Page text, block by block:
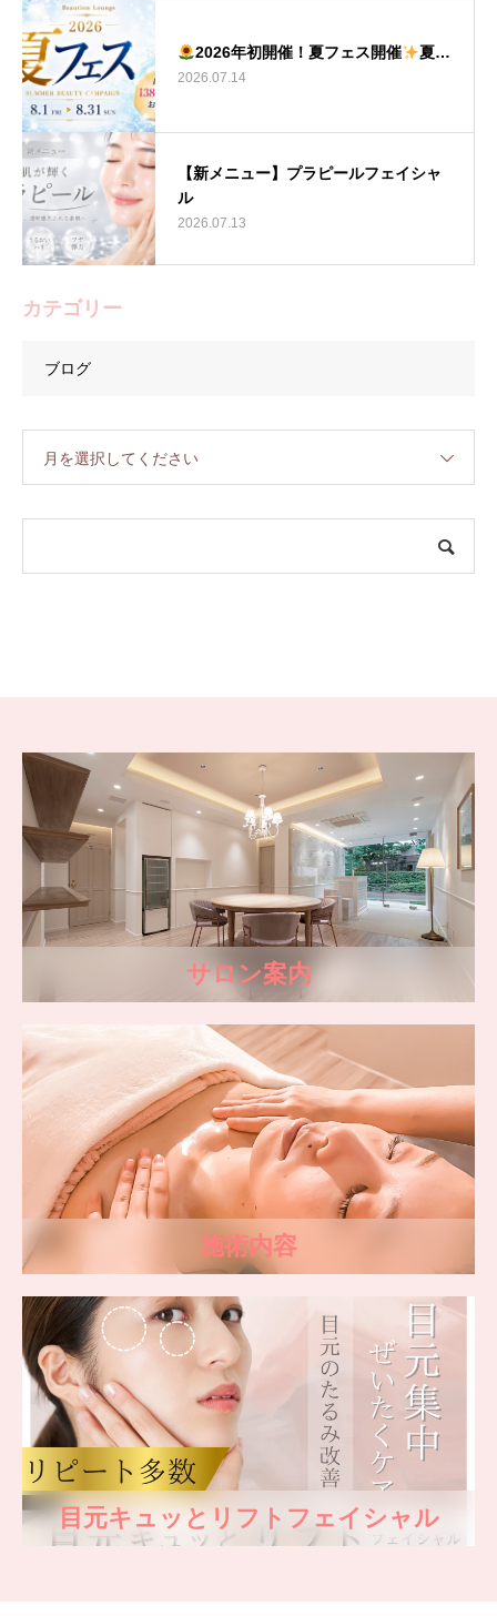
2026年初開催！夏フェス開催 夏…
2026.07.14
【新メニュー】プラピールフェイシャ
ル
2026.07.13
カテゴリー
ブログ
月を選択してください
サロン案内
施術内容
目元キュッとリフトフェイシャル